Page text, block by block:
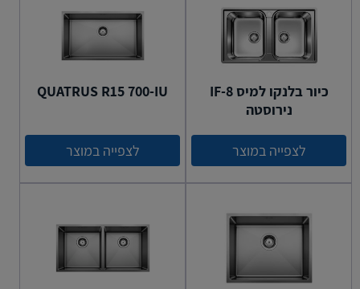
כיור בלנקו למיס 8-IF
נירוסטה
לצפייה במוצר
QUATRUS R15 700-IU
לצפייה במוצר